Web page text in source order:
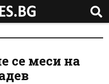
се меси на